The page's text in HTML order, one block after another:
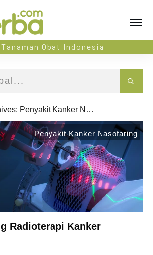
Obat Indonesia
Archives: Penyakit Kanker Nasofaring
Penyakit Kanker Nasofaring
Radioterapi Kanker